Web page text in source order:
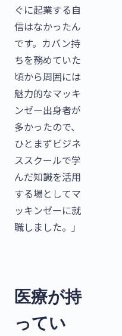
ぐに起業する自
信はなかったん
です。カバン持
ちを務めていた
頃から周囲には
魅力的なマッキ
ンゼー出身者が
多かったので、
ひとまずビジネ
ススクールで学
んだ知識を活用
する場としてマ
ッキンゼーに就
職しました。」
医療が持
ってい